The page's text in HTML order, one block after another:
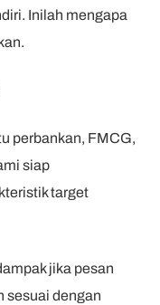
Inilah mengapa
perbankan, FMCG,
siap
target
jika pesan
sesuai dengan